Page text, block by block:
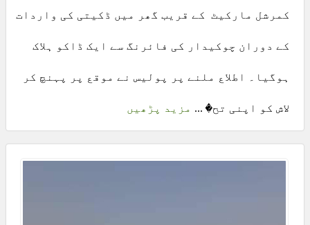
کمرشل مارکیٹ کے قریب گھر میں ڈکیتی کی واردات
کے دوران چوکیدار کی فائرنگ سے ایک ڈاکو ہلاک
ہوگیا۔ اطلاع ملنے پر پولیس نے موقع پر پہنچ کر
لاش کو اپنی تح� ... مزید پڑھیں